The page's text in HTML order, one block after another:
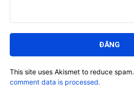
luận:
This site uses Akismet to reduce spam.
comment data is processed.